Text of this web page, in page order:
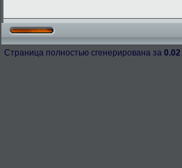
Страница полностью сгенерирована за 0.02